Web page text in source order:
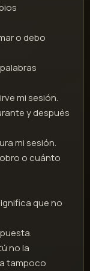
o debo
mi sesión.
y después
mi sesión.
o cuánto
que no
no la
tampoco